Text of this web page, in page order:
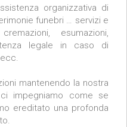
organizzativa di
funebri … servizi e
esumazioni,
legale in caso di
mantenendo la nostra
impegniamo come se
ereditato una profonda